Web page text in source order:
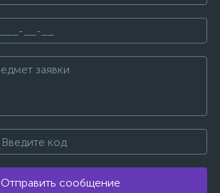
Отправить сообщение